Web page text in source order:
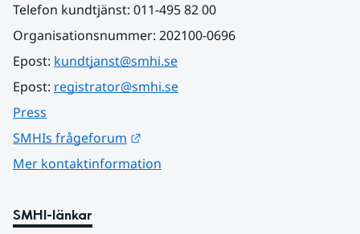
Telefon kundtjänst: 011-495 82 00
Organisationsnummer: 202100-0696
Epost: kundtjanst@smhi.se
Epost: registrator@smhi.se
Press
SMHIs frågeforum
Mer kontaktinformation
SMHI-länkar